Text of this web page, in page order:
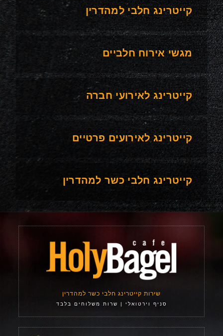
קייטרינג חלבי למהדרין
מגשי אירוח חלביים
קייטרינג לאירועי חברה
קייטרינג לאירועים פרטיים
קייטרינג חלבי כשר למהדרין
שירות קייטרינג חלבי כשר למהדרין
סניף וירטואלי | שרות משלוחים בלבד